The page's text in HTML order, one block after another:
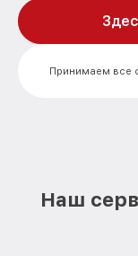
Принимаем все
Наш